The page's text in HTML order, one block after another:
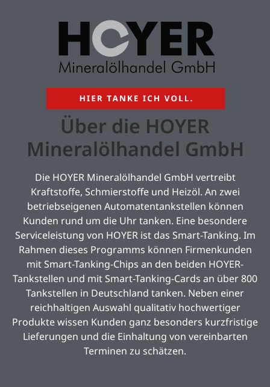
Über die HOYER
Mineralölhandel GmbH
Die HOYER Mineralölhandel GmbH vertreibt
Kraftstoffe, Schmierstoffe und Heizöl. An zwei
betriebseigenen Automatentankstellen können
Kunden rund um die Uhr tanken. Eine besondere
Serviceleistung von HOYER ist das Smart-Tanking. Im
Rahmen dieses Programms können Firmenkunden
mit Smart-Tanking-Chips an den beiden HOYER-
Tankstellen und mit Smart-Tanking-Cards an über 800
Tankstellen in Deutschland tanken. Neben einer
reichhaltigen Auswahl qualitativ hochwertiger
Produkte wissen Kunden ganz besonders kurzfristige
Lieferungen und die Einhaltung von vereinbarten
Terminen zu schätzen.